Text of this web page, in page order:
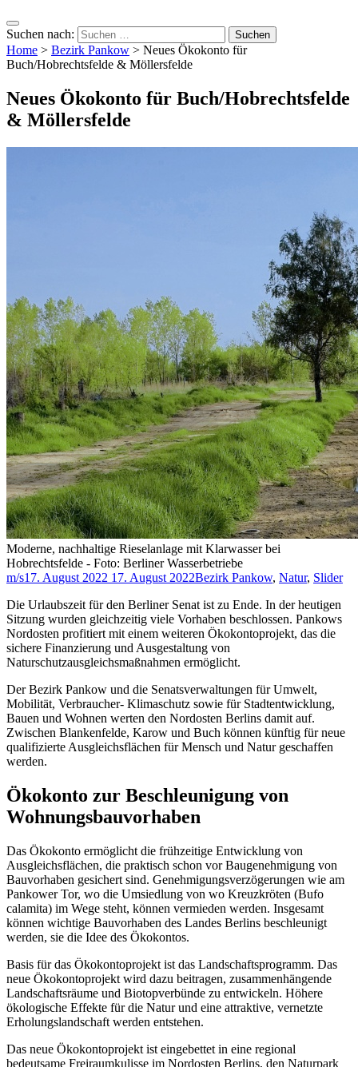
Suchen nach:
Home > Bezirk Pankow > Neues Ökokonto für
Buch/Hobrechtsfelde & Möllersfelde
Neues Ökokonto für Buch/Hobrechtsfelde
& Möllersfelde
Moderne, nachhaltige Rieselanlage mit Klarwasser bei
Hobrechtsfelde - Foto: Berliner Wasserbetriebe
m/s17. August 2022 17. August 2022Bezirk Pankow, Natur, Slider
Die Urlaubszeit für den Berliner Senat ist zu Ende. In der heutigen
Sitzung wurden gleichzeitig viele Vorhaben beschlossen. Pankows
Nordosten profitiert mit einem weiteren Ökokontoprojekt, das die
sichere Finanzierung und Ausgestaltung von
Naturschutzausgleichsmaßnahmen ermöglicht.
Der Bezirk Pankow und die Senatsverwaltungen für Umwelt,
Mobilität, Verbraucher- Klimaschutz sowie für Stadtentwicklung,
Bauen und Wohnen werten den Nordosten Berlins damit auf.
Zwischen Blankenfelde, Karow und Buch können künftig für neue
qualifizierte Ausgleichsflächen für Mensch und Natur geschaffen
werden.
Ökokonto zur Beschleunigung von
Wohnungsbauvorhaben
Das Ökokonto ermöglicht die frühzeitige Entwicklung von
Ausgleichsflächen, die praktisch schon vor Baugenehmigung von
Bauvorhaben gesichert sind. Genehmigungsverzögerungen wie am
Pankower Tor, wo die Umsiedlung von wo Kreuzkröten (Bufo
calamita) im Wege steht, können vermieden werden. Insgesamt
können wichtige Bauvorhaben des Landes Berlins beschleunigt
werden, sie die Idee des Ökokontos.
Basis für das Ökokontoprojekt ist das Landschaftsprogramm. Das
neue Ökokontoprojekt wird dazu beitragen, zusammenhängende
Landschaftsräume und Biotopverbünde zu entwickeln. Höhere
ökologische Effekte für die Natur und eine attraktive, vernetzte
Erholungslandschaft werden entstehen.
Das neue Ökokontoprojekt ist eingebettet in eine regional
bedeutsame Freiraumkulisse im Nordosten Berlins, den Naturpark